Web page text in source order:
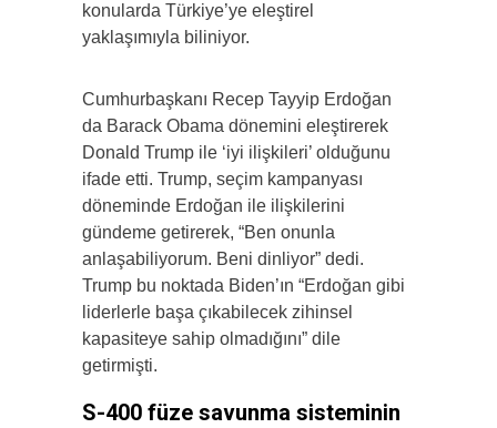
konularda Türkiye’ye eleştirel
yaklaşımıyla biliniyor.
Cumhurbaşkanı Recep Tayyip Erdoğan
da Barack Obama dönemini eleştirerek
Donald Trump ile ‘iyi ilişkileri’ olduğunu
ifade etti. Trump, seçim kampanyası
döneminde Erdoğan ile ilişkilerini
gündeme getirerek, “Ben onunla
anlaşabiliyorum. Beni dinliyor” dedi.
Trump bu noktada Biden’ın “Erdoğan gibi
liderlerle başa çıkabilecek zihinsel
kapasiteye sahip olmadığını” dile
getirmişti.
S-400 füze savunma sisteminin